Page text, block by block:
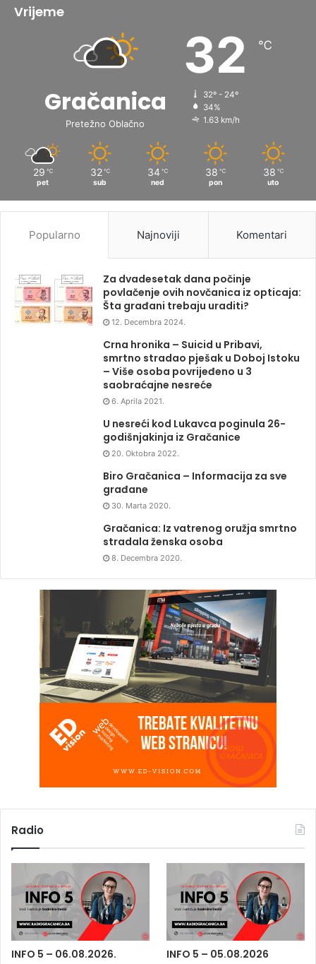
Vrijeme
Gračanica
Pretežno Oblačno
32 ℃
32º - 24º
34%
1.63 km/h
29 ℃
pet
32 ℃
sub
34 ℃
ned
38 ℃
pon
38 ℃
uto
Popularno Najnoviji Komentari
Za dvadesetak dana počinje
povlačenje ovih novčanica iz opticaja:
Šta građani trebaju uraditi?
12. Decembra 2024.
Crna hronika – Suicid u Pribavi,
smrtno stradao pješak u Doboj Istoku
– Više osoba povrijeđeno u 3
saobraćajne nesreće
6. Aprila 2021.
U nesreći kod Lukavca poginula 26-
godišnjakinja iz Gračanice
20. Oktobra 2022.
Biro Gračanica – Informacija za sve
građane
30. Marta 2020.
Gračanica: Iz vatrenog oružja smrtno
stradala ženska osoba
8. Decembra 2020.
Radio
INFO 5 – 06.08.2026. INFO 5 – 05.08.2026